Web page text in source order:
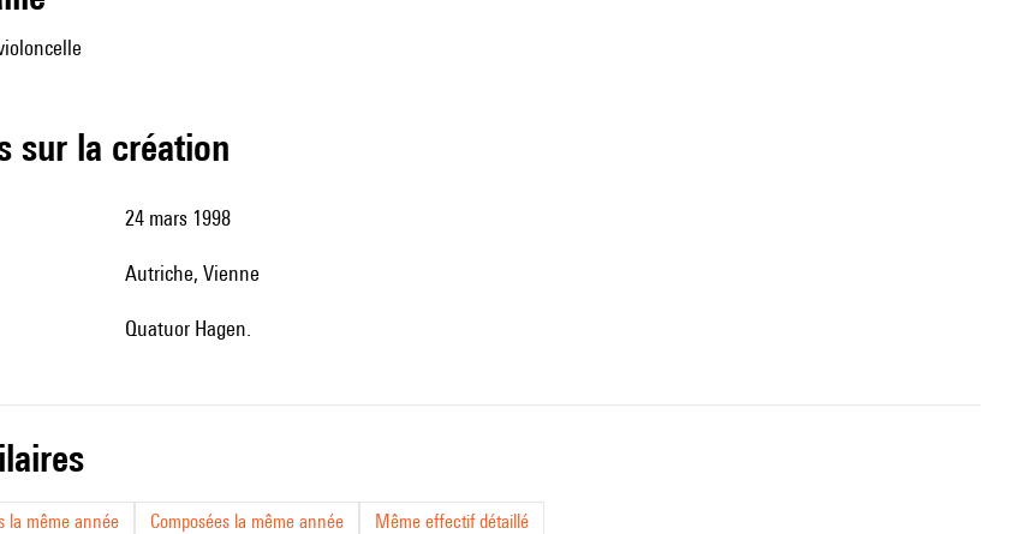
sur la création
24 mars 1998
Autriche, Vienne
Quatuor Hagen.
la même année Composées la même année Même effectif détaillé